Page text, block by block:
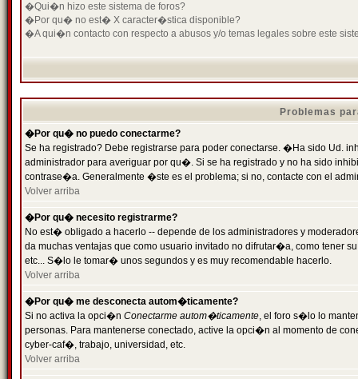
�Qui�n hizo este sistema de foros?
�Por qu� no est� X caracter�stica disponible?
�A qui�n contacto con respecto a abusos y/o temas legales sobre este
Problemas
�Por qu� no puedo conectarme?
Se ha registrado? Debe registrarse para poder conectarse. �Ha sido Ud.
administrador para averiguar por qu�. Si se ha registrado y no ha sido
contrase�a. Generalmente �ste es el problema; si no, contacte con el
Volver arriba
�Por qu� necesito registrarme?
No est� obligado a hacerlo -- depende de los administradores y
da muchas ventajas que como usuario invitado no difrutar�a, como tener
etc... S�lo le tomar� unos segundos y es muy recomendable hacerlo.
Volver arriba
�Por qu� me desconecta autom�ticamente?
Si no activa la opci�n Conectarme autom�ticamente, el foro s�lo lo
personas. Para mantenerse conectado, active la opci�n al momento de
cyber-caf�, trabajo, universidad, etc.
Volver arriba